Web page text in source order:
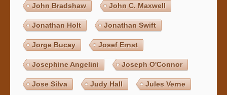
John Bradshaw John C. Maxwell
Jonathan Holt Jonathan Swift
Jorge Bucay Josef Ernst
Josephine Angelini Joseph O'Connor
Jose Silva Judy Hall Jules Verne